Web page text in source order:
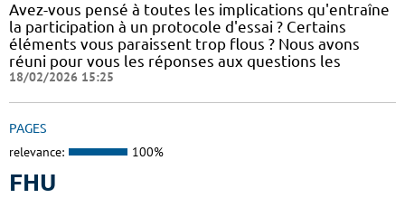
Avez-vous pensé à toutes les implications qu'entraîne
la participation à un protocole d'essai ? Certains
éléments vous paraissent trop flous ? Nous avons
réuni pour vous les réponses aux questions les
18/02/2026 15:25
PAGES
relevance: 100%
FHU